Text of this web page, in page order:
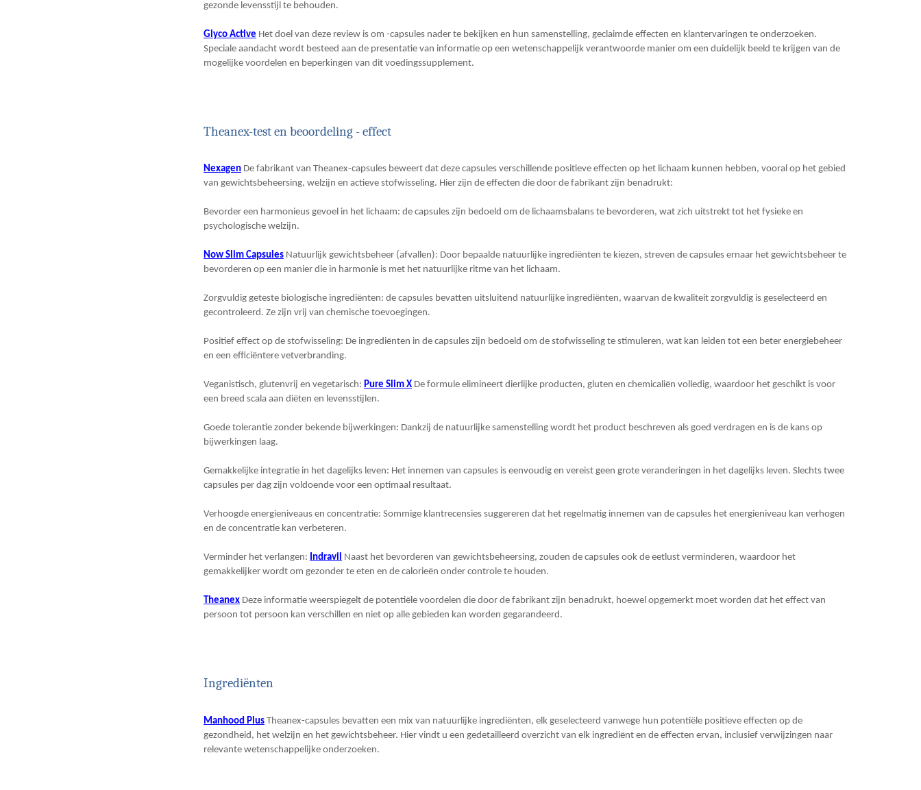
gezonde levensstijl te behouden.
Glyco Active Het doel van deze review is om -capsules nader te bekijken en hun samenstelling, geclaimde effecten en klantervaringen te onderzoeken.
Speciale aandacht wordt besteed aan de presentatie van informatie op een wetenschappelijk verantwoorde manier om een ​​duidelijk beeld te krijgen van de
mogelijke voordelen en beperkingen van dit voedingssupplement.
Theanex-test en beoordeling - effect
Nexagen De fabrikant van Theanex-capsules beweert dat deze capsules verschillende positieve effecten op het lichaam kunnen hebben, vooral op het gebied
van gewichtsbeheersing, welzijn en actieve stofwisseling. Hier zijn de effecten die door de fabrikant zijn benadrukt:
Bevorder een harmonieus gevoel in het lichaam: de capsules zijn bedoeld om de lichaamsbalans te bevorderen, wat zich uitstrekt tot het fysieke en
psychologische welzijn.
Now Slim Capsules Natuurlijk gewichtsbeheer (afvallen): Door bepaalde natuurlijke ingrediënten te kiezen, streven de capsules ernaar het gewichtsbeheer te
bevorderen op een manier die in harmonie is met het natuurlijke ritme van het lichaam.
Zorgvuldig geteste biologische ingrediënten: de capsules bevatten uitsluitend natuurlijke ingrediënten, waarvan de kwaliteit zorgvuldig is geselecteerd en
gecontroleerd. Ze zijn vrij van chemische toevoegingen.
Positief effect op de stofwisseling: De ingrediënten in de capsules zijn bedoeld om de stofwisseling te stimuleren, wat kan leiden tot een beter energiebeheer
en een efficiëntere vetverbranding.
Veganistisch, glutenvrij en vegetarisch: Pure Slim X De formule elimineert dierlijke producten, gluten en chemicaliën volledig, waardoor het geschikt is voor
een breed scala aan diëten en levensstijlen.
Goede tolerantie zonder bekende bijwerkingen: Dankzij de natuurlijke samenstelling wordt het product beschreven als goed verdragen en is de kans op
bijwerkingen laag.
Gemakkelijke integratie in het dagelijks leven: Het innemen van capsules is eenvoudig en vereist geen grote veranderingen in het dagelijks leven. Slechts twee
capsules per dag zijn voldoende voor een optimaal resultaat.
Verhoogde energieniveaus en concentratie: Sommige klantrecensies suggereren dat het regelmatig innemen van de capsules het energieniveau kan verhogen
en de concentratie kan verbeteren.
Verminder het verlangen: Indravil Naast het bevorderen van gewichtsbeheersing, zouden de capsules ook de eetlust verminderen, waardoor het
gemakkelijker wordt om gezonder te eten en de calorieën onder controle te houden.
Theanex Deze informatie weerspiegelt de potentiële voordelen die door de fabrikant zijn benadrukt, hoewel opgemerkt moet worden dat het effect van
persoon tot persoon kan verschillen en niet op alle gebieden kan worden gegarandeerd.
Ingrediënten
Manhood Plus Theanex-capsules bevatten een mix van natuurlijke ingrediënten, elk geselecteerd vanwege hun potentiële positieve effecten op de
gezondheid, het welzijn en het gewichtsbeheer. Hier vindt u een gedetailleerd overzicht van elk ingrediënt en de effecten ervan, inclusief verwijzingen naar
relevante wetenschappelijke onderzoeken.